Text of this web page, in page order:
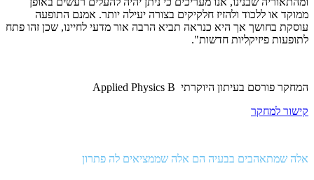
ממוקד או ללכוד ולהזיז חלקיקים בצורה יעילה יותר. אמנם התופעה
עוסקת בחושך אך היא כנראה תביא הרבה אור מדעי לחיינו, שכן זהו פתח
לתופעות פיזיקליות חדשות".
המחקר פורסם בעיתון היוקרתי Applied Physics B
קישור למחקר
אלה שמתאהבים בבעיה הם אלה שממציאים לה פתרון